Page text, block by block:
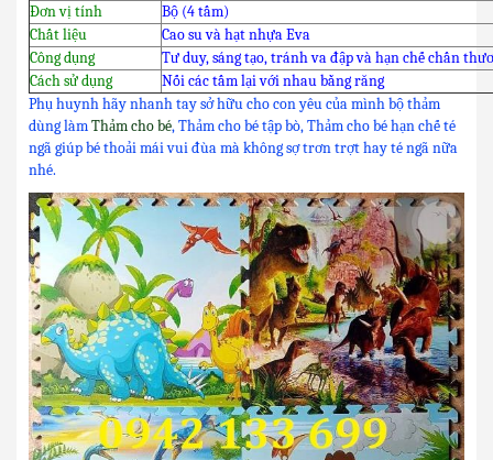
Đơn vị tính
Bộ (4 tấm)
Chất liệu
Cao su và hạt nhựa Eva
Công dụng
Tư duy, sáng tạo, tránh va đập và hạn chế chấn
Cách sử dụng
Nối các tấm lại với nhau bằng răng
Phụ huynh hãy nhanh tay sở hữu cho con yêu của mình bộ thảm
dùng làmThảm cho bé, Thảm cho bé tập bò, Thảm cho bé hạn chế té
ngã giúp bé thoải mái vui đùa mà không sợ trơn trợt hay té ngã nữa
nhé.